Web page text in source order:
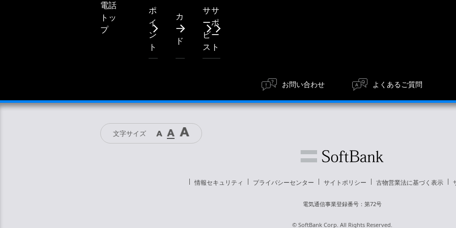
電話
トッ
プ
ポ
イ
ン
ト
カ
ー
ド
サ
ー
ビ
ス
サ
ポ
ー
ト
お問い合わせ よくあるご質問
文字サイズ
情報セキュリティ プライバシーセンター サイトポリシー 古物営業法に基づく表示
電気通信事業登録番号：第72号
© SoftBank Corp. All Rights Reserved.